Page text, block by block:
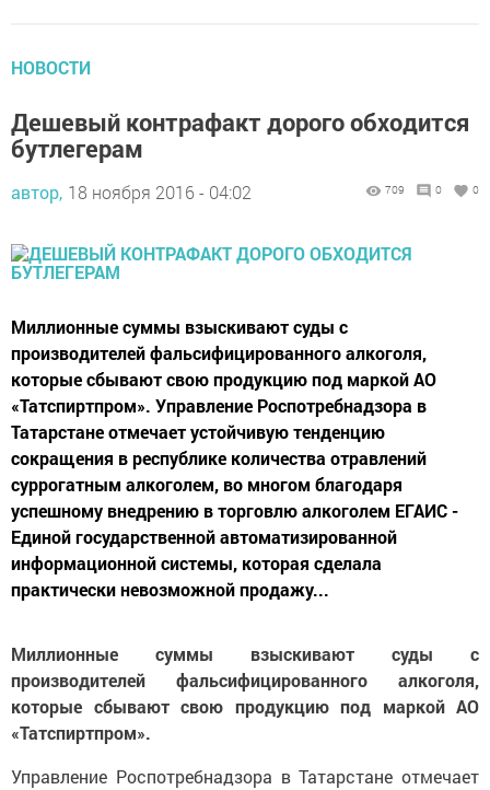
НОВОСТИ
Дешевый контрафакт дорого обходится
бутлегерам
автор, 18 ноября 2016 - 04:02 709 0 0
Миллионные суммы взыскивают суды с
производителей фальсифицированного алкоголя,
которые сбывают свою продукцию под маркой АО
«Татспиртпром». Управление Роспотребнадзора в
Татарстане отмечает устойчивую тенденцию
сокращения в республике количества отравлений
суррогатным алкоголем, во многом благодаря
успешному внедрению в торговлю алкоголем ЕГАИС -
Единой государственной автоматизированной
информационной системы, которая сделала
практически невозможной продажу...
Миллионные суммы взыскивают суды с
производителей фальсифицированного алкоголя,
которые сбывают свою продукцию под маркой АО
«Татспиртпром».
Управление Роспотребнадзора в Татарстане отмечает